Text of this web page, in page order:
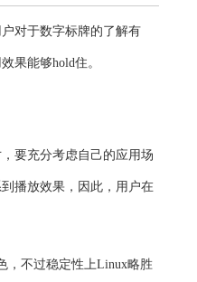
对于数字标牌的了解有
果能够hold住。
要充分考虑自己的应用场
播放效果，因此，用户在
，不过稳定性上Linux略胜